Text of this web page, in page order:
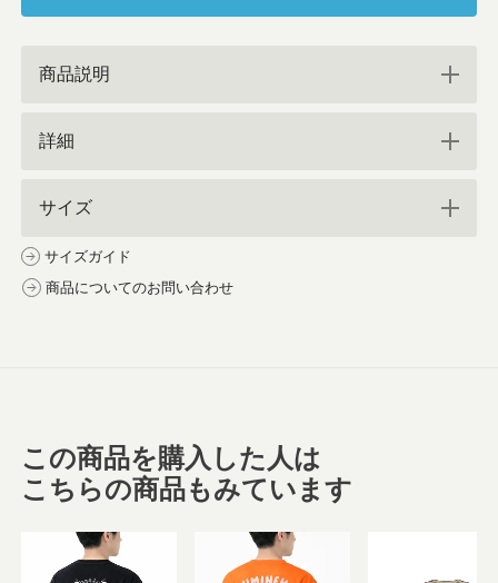
商品説明
詳細
サイズ
サイズガイド
商品についてのお問い合わせ
この商品を購入した人は
こちらの商品もみています